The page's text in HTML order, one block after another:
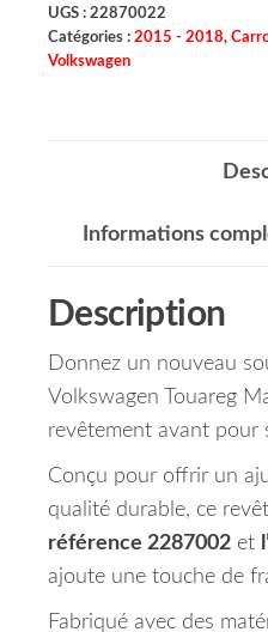
UGS : 22870022
Catégories : 2015 - 2018,
Volkswagen
Informations
Description
Donnez un nouveau
Volkswagen Touareg
revêtement avant pour
Conçu pour offrir un
qualité durable, ce
référence 2287002 et
ajoute une touche de
Fabriqué avec des